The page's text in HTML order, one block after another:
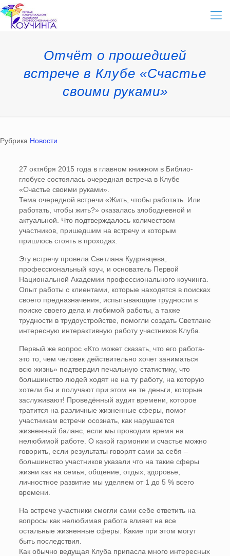
Отчёт о прошедшей
встрече в Клубе «Счастье
своими руками»
Рубрика Новости
27 октября 2015 года в главном книжном в Библио-
глобусе состоялась очередная встреча в Клубе
«Счастье своими руками».
Тема очередной встречи «Жить, чтобы работать. Или
работать, чтобы жить?» оказалась злободневной и
актуальной. Что подтверждалось количеством
участников, пришедшим на встречу и которым
пришлось стоять в проходах.
Эту встречу провела Светлана Кудрявцева,
профессиональный коуч, и основатель Первой
Национальной Академии профессионального коучинга.
Опыт работы с клиентами, которые находятся в поисках
своего предназначения, испытывающие трудности в
поиске своего дела и любимой работы, а также
трудности в трудоустройстве, помогли создать Светлане
интересную интерактивную работу участников Клуба.
Первый же вопрос «Кто может сказать, что его работа-
это то, чем человек действительно хочет заниматься
всю жизнь» подтвердил печальную статистику, что
большинство людей ходят не на ту работу, на которую
хотели бы и получают при этом не те деньги, которые
заслуживают! Проведённый аудит времени, которое
тратится на различные жизненные сферы, помог
участникам встречи осознать, как нарушается
жизненный баланс, если мы проводим время на
нелюбимой работе. О какой гармонии и счастье можно
говорить, если результаты говорят сами за себя –
большинство участников указали что на такие сферы
жизни как на семья, общение, отдых, здоровье,
личностное развитие мы уделяем от 1 до 5 % всего
времени.
На встрече участники смогли сами себе ответить на
вопросы как нелюбимая работа влияет на все
остальные жизненные сферы. Какие при этом могут
быть последствия.
Как обычно ведущая Клуба припасла много интересных